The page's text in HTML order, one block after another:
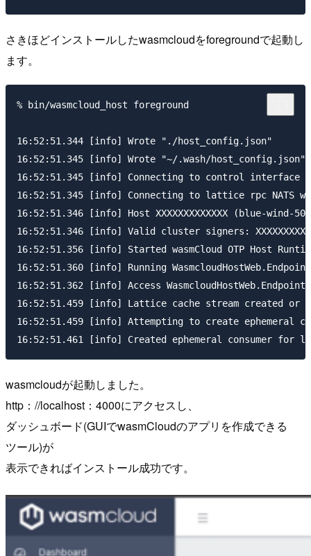
さきほどインストールしたwasmcloudをforegroundで起動し
ます。
% bin/wasmcloud_host foreground
16:52:51.344 [info] Wrote "./host_config.json"
16:52:51.345 [info] Wrote "~/.wash/host_config.json"
16:52:51.345 [info] Connecting to control interface
16:52:51.345 [info] Connecting to lattice rpc NATS
16:52:51.346 [info] Host XXXXXXXXXXXXX (blue-wind-
16:52:51.346 [info] Valid cluster signers:
16:52:51.356 [info] Started wasmCloud OTP Host
16:52:51.360 [info] Running
16:52:51.362 [info] Access
16:52:51.459 [info] Lattice cache stream created or
16:52:51.459 [info] Attempting to create ephemeral
wasmcloudが起動しました。
http：//localhost：4000にアクセスし、
ダッシュボード(GUIでwasmCloudのアプリを作成できる
ツール)が
表示できればインストール成功です。